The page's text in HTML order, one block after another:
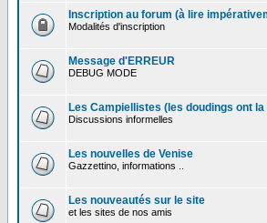
Inscription au forum (à lire
Modalités d'inscription
Message d'ERREUR
DEBUG MODE
Les Campiellistes (les doudings ont la
Discussions informelles
Les nouvelles de Venise
Gazzettino, informations ..
Les nouveautés sur le site
et les sites de nos amis